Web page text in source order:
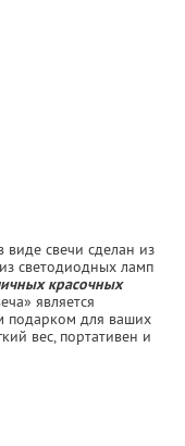
свечи сделан из
светодиодных ламп
красочных
является
подарком для ваших
вес, портативен и